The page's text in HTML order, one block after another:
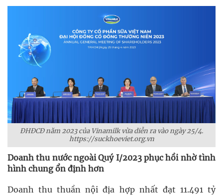
ĐHĐCĐ năm 2023 của Vinamilk vừa diễn ra vào ngày 25/4.
https://suckhoeviet.org.vn
Doanh thu nước ngoài Quý I/2023 phục hồi nhờ tình
hình chung ổn định hơn
Doanh thu thuần nội địa hợp nhất đạt 11.491 tỷ